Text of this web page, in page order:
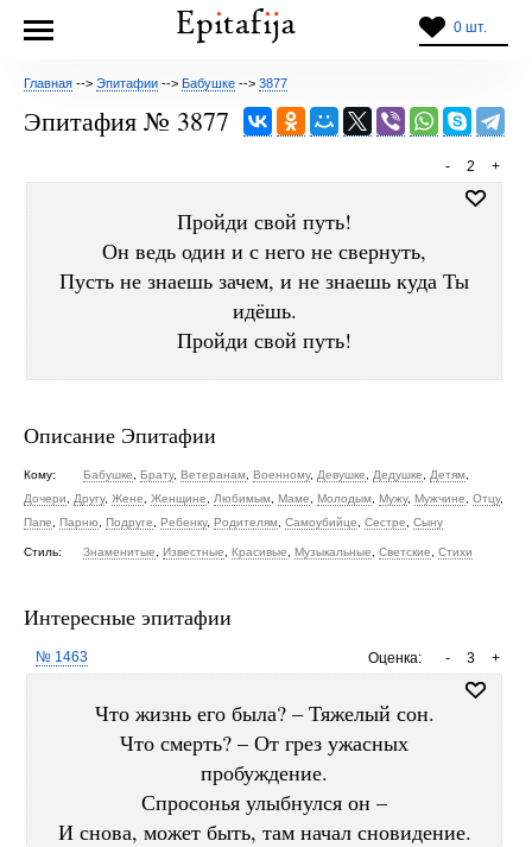
0 шт.
Главная --> Эпитафии --> Бабушке --> 3877
Эпитафия № 3877
+
2
-
Пройди свой путь!
Он ведь один и с него не свернуть,
Пусть не знаешь зачем, и не знаешь куда Ты
идёшь.
Пройди свой путь!
Описание Эпитафии
Кому: Бабушке Брату, Ветеранам Военному, Девушке Дедушке Детям
Дочери
Другу, Жене Женщине Любимым Маме Молодым Мужу, Мужчине Отцу,
Папе
Парню Подруге Ребенку, Родителям Самоубийце Сестре Сыну
Стиль: Знаменитые Известные Красивые Музыкальные Светские Стихи
Интересные эпитафии
Оценка: +
3
-
№ 1463
Что жизнь его была? – Тяжелый сон.
Что смерть? – От грез ужасных
пробуждение.
Спросонья улыбнулся он –
И снова, может быть, там начал сновидение.